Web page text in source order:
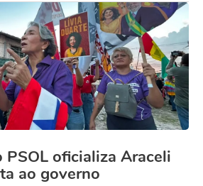
PSOL oficializa Araceli
ao governo